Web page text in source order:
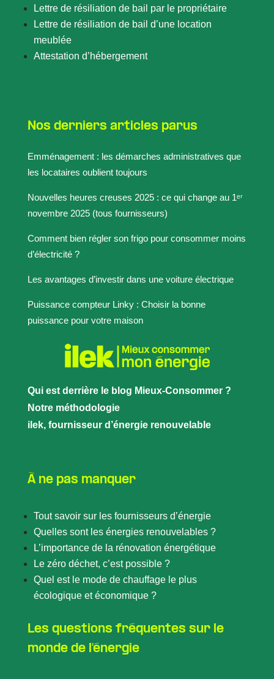
Lettre de résiliation de bail par le propriétaire
Lettre de résiliation de bail d’une location
meublée
Attestation d’hébergement
Nos derniers articles parus
Emménagement : les démarches administratives que
les locataires oublient toujours
Nouvelles heures creuses 2025 : ce qui change au 1ᵉʳ
novembre 2025 (tous fournisseurs)
Comment bien régler son frigo pour consommer moins
d’électricité ?
Les avantages d’investir dans une voiture électrique
Puissance compteur Linky : Choisir la bonne
puissance pour votre maison
Qui est derrière le blog Mieux-Consommer ?
Notre méthodologie
ilek, fournisseur d’énergie renouvelable
À ne pas manquer
Tout savoir sur les fournisseurs d’énergie
Quelles sont les énergies renouvelables ?
L’importance de la rénovation énergétique
Le zéro déchet, c’est possible ?
Quel est le mode de chauffage le plus
écologique et économique ?
Les questions fréquentes sur le
monde de l'énergie